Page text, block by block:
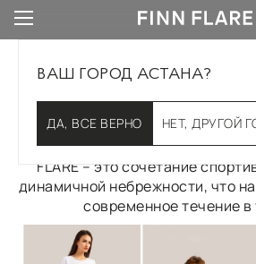
ВАШ ГОРОД АСТАНА?
ДА, ВСЕ ВЕРНО НЕТ, ДРУГОЙ
Форсаж
Дизайн капсульной
FLARE – это сочетание
динамичной небрежности, что
современное течение в